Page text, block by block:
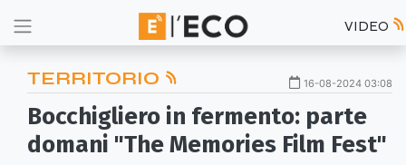
VIDEO
TERRITORIO 16-08-2024 03:08
Bocchigliero in fermento: parte
domani "The Memories Film Fest"